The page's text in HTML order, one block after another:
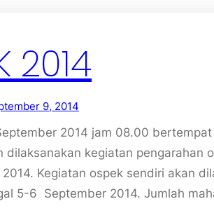
2014
9, 2014
2014 jam 08.00
dilaksanakan kegiatan pengarahan
Kegiatan ospek sendiri akan
5-6 September 2014. Jumlah